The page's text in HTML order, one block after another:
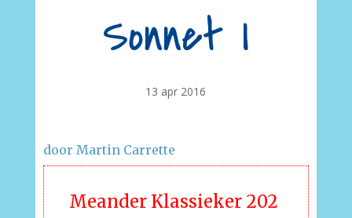
Sonnet I
13 apr 2016
door Martin Carrette
Meander Klassieker 202